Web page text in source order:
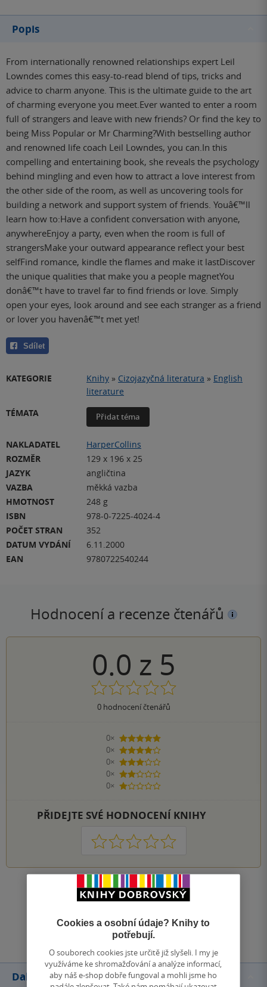
Popis
From internationally renowned relationships expert Leil
Lowndes comes this easy-to-read blend of tips, tricks and
advice to charm anyone. This is the ultimate guide to the art
of charming everyone you meet.Ever wanted to enter a room
full of strangers and leave with new friends? Or find the key to
being Miss Popular or Mr Charming?With bestselling author
and renowned life coach Leil Lowndes, you can.In this
compelling and entertaining book, she reveals the psychology
behind mingling and even how to attract a love interest from
the other side of the room, as well as uncovering tools for
building a network and support system of friends. Youâ€™ll
learn how to:Have a confident conversation with anyone,
anywhereEnjoy a party, even when the room is full of
strangersMake your outward appearance reflect your best
selfFind romance, kindle the flames and make it lastDiscover
the unique qualities that make you a people magnetYou
donâ€™t have to travel far to find friends or love. Simply
open your eyes, look around and see each stranger as a friend
or lover you havenâ€™t met yet!
Sdílet
KATEGORIE Knihy » Cizojazyčná literatura » English
literature
TÉMATA
Přidat téma
NAKLADATEL
HarperCollins
ROZMĚR
129 x 196 x 25
JAZYK
angličtina
VAZBA
měkká vazba
HMOTNOST
248 g
ISBN
978-0-7225-4024-4
POČET STRAN
352
DATUM VYDÁNÍ
6.11.2000
EAN
9780722540244
Hodnocení a recenze čtenářů
0.0 z 5
0hodnocení čtenářů
0×
5 hvězdiček
0×
4 hvězdičky
0×
3 hvězdičky
0×
2 hvězdičky
0×
1 hvezdička
PŘIDEJTE SVÉ HODNOCENÍ KNIHY
1 2 3 4 5
Zobrazit všechna hodnocení
Přidat hodnocení
Další knihy autora
Cookies a osobní údaje? Knihy to
potřebují.
O souborech cookies jste určitě již slyšeli. I my je
využíváme ke shromažďování a analýze informací,
aby náš e-shop dobře fungoval a mohli jsme ho